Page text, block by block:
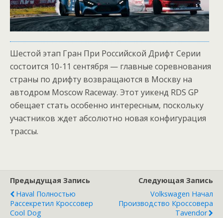
Шестой этап Гран При Российской Дрифт Серии
состоится 10-11 сентября — главные соревнования
страны по дрифту возвращаются в Москву на
автодром Moscow Raceway. Этот уикенд RDS GP
обещает стать особенно интересным, поскольку
участников ждет абсолютно новая конфигурация
трассы.
Предыдущая Запись
Haval Полностью
Рассекретил Кроссовер
Cool Dog
Следующая Запись
Volkswagen Начал
Производство Кроссовера
Tavendor